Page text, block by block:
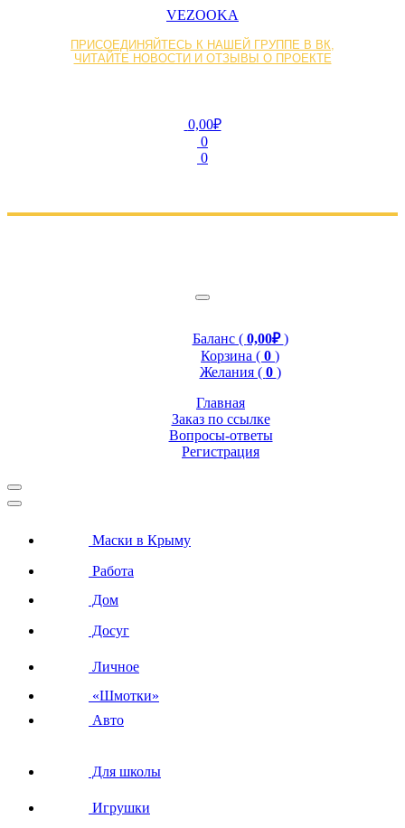
VEZOOKA
ПРИСОЕДИНЯЙТЕСЬ К НАШЕЙ ГРУППЕ В ВК,
ЧИТАЙТЕ НОВОСТИ И ОТЗЫВЫ О ПРОЕКТЕ
0,00₽
0
0
Баланс ( 0,00₽)
Корзина ( 0 )
Желания ( 0 )
Главная
Заказ по ссылке
Вопросы-ответы
Регистрация
Маски в Крыму
Работа
Дом
Досуг
Личное
«Шмотки»
Авто
Для школы
Игрушки